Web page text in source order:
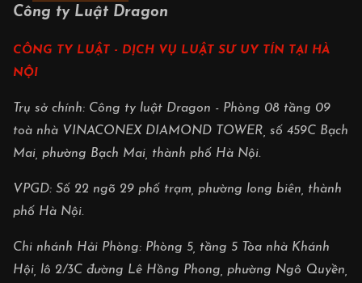
Công ty Luật Dragon
CÔNG TY LUẬT - DỊCH VỤ LUẬT SƯ UY TÍN TẠI HÀ
NỘI
Trụ sở chính: Công ty luật Dragon - Phòng 08 tầng 09
toà nhà VINACONEX DIAMOND TOWER, số 459C Bạch
Mai, phường Bạch Mai, thành phố Hà Nội.
VPGD: Số 22 ngõ 29 phố trạm, phường long biên, thành
phố Hà Nội.
Chi nhánh Hải Phòng: Phòng 5, tầng 5 Tòa nhà Khánh
Hội, lô 2/3C đường Lê Hồng Phong, phường Ngô Quyền,